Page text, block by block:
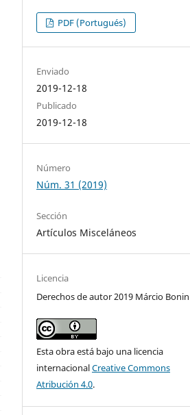
PDF (Portugués)
Enviado
2019-12-18
Publicado
2019-12-18
Número
Núm. 31 (2019)
Sección
Artículos Misceláneos
Licencia
Derechos de autor 2019 Márcio
Esta obra está bajo una licencia
internacionalCreative Commons
Atribución 4.0.